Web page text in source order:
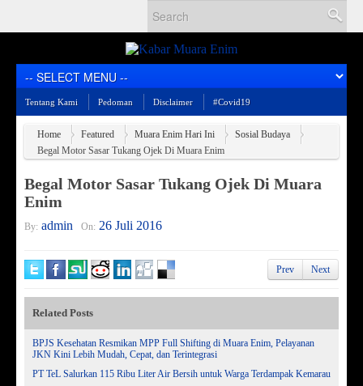
Tentang Kami Pedoman Disclaimer #Covid19
Home Featured Muara Enim Hari Ini
Sosial Budaya
Begal Motor Sasar Tukang Ojek Di Muara Enim
Begal Motor Sasar Tukang Ojek Di Muara
Enim
By: admin On: 26 Juli 2016
Prev Next
Related Posts
BPJS Kesehatan Resmikan MPP Full Shifting di Muara Enim, Pelayanan
JKN Kini Lebih Mudah, Cepat, dan Terintegrasi
PT TeL Salurkan 115 Ribu Liter Air Bersih untuk Warga Terdampak Kemarau